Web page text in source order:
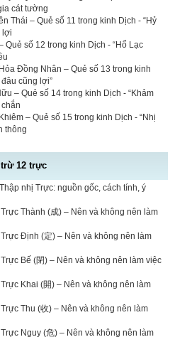
cát tường
Thái – Quẻ số 11 trong kinh Dịch - “Hỷ
lợi
số 12 trong kinh Dịch - “Hổ Lạc
Đồng Nhân – Quẻ số 13 trong kinh
đâu cũng lợi”
– Quẻ số 14 trong kinh Dịch - “Khảm
– Quẻ số 15 trong kinh Dịch - “Nhị
thông
12 trực
nhị Trực: nguồn gốc, cách tính, ý
Thành (成) – Nên và không nên làm
Định (定) – Nên và không nên làm
Bế (閉) – Nên và không nên làm việc
Khai (開) – Nên và không nên làm
Thu (收) – Nên và không nên làm
Nguy (危) – Nên và không nên làm